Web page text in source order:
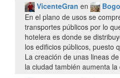
VicenteGran en
En el plano de usos se
transportes públicos por lo
hotelera es donde se
los edificios públicos, puesto
La creación de unas lineas
la ciudad también aumenta